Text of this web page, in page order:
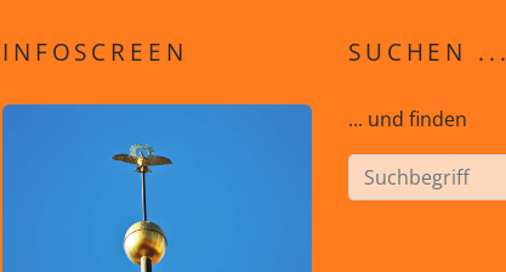
INFOSCREEN SUCHEN ...
... und finden